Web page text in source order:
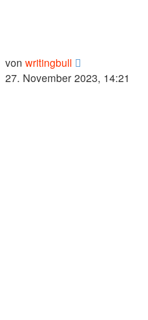
von writingbull
27. November 2023, 14:21